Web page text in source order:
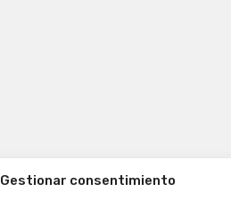
Gestionar consentimiento